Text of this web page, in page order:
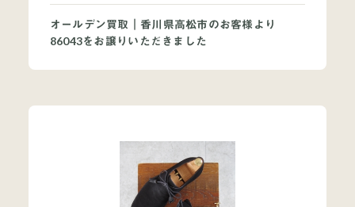
オールデン買取｜香川県高松市のお客様より
86043をお譲りいただきました